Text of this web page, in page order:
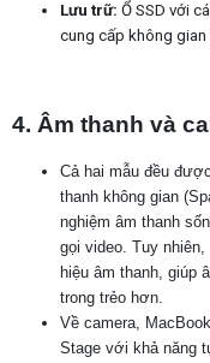
Lưu trữ: Ổ SSD với
cung cấp không
4. Âm thanh và
Cả hai mẫu đều
thanh không gian
nghiệm âm thanh
gọi video. Tuy
hiệu âm thanh, giúp
trong trẻo hơn.
Về camera,
Stage với khả năng